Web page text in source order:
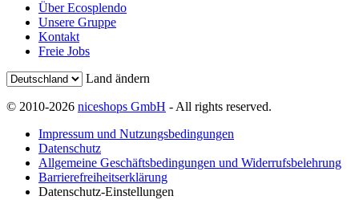
Über Ecosplendo
Unsere Gruppe
Kontakt
Freie Jobs
Land ändern
© 2010-2026 niceshops GmbH - All rights reserved.
Impressum und Nutzungsbedingungen
Datenschutz
Allgemeine Geschäftsbedingungen und Widerrufsbelehrung
Barrierefreiheitserklärung
Datenschutz-Einstellungen